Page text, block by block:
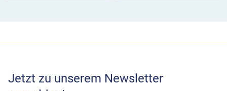
Jetzt zu unserem Newsletter